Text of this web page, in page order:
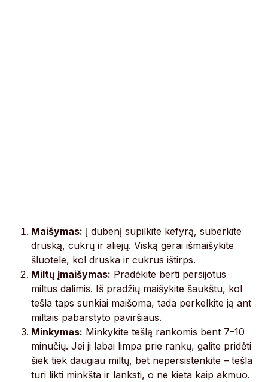
Maišymas: Į dubenį supilkite kefyrą, suberkite
druską, cukrų ir aliejų. Viską gerai išmaišykite
šluotele, kol druska ir cukrus ištirps.
Miltų įmaišymas: Pradėkite berti persijotus
miltus dalimis. Iš pradžių maišykite šaukštu, kol
tešla taps sunkiai maišoma, tada perkelkite ją ant
miltais pabarstyto paviršiaus.
Minkymas: Minkykite tešlą rankomis bent 7–10
minučių. Jei ji labai limpa prie rankų, galite pridėti
šiek tiek daugiau miltų, bet nepersistenkite – tešla
turi likti minkšta ir lanksti, o ne kieta kaip akmuo.